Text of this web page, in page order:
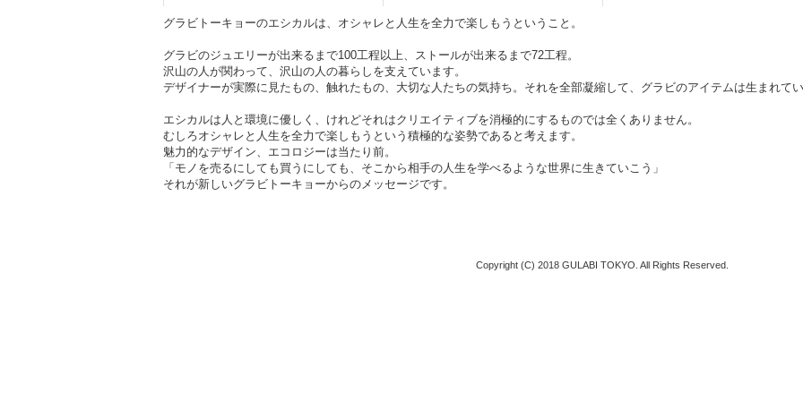
グラビトーキョーのエシカルは、オシャレと人生を全力で楽しもうということ。
グラビのジュエリーが出来るまで100工程以上、ストールが出来るまで72工程。
沢山の人が関わって、沢山の人の暮らしを支えています。
デザイナーが実際に見たもの、触れたもの、大切な人たちの気持ち。それを全部凝縮して、グラビのアイテムは生まれてい
エシカルは人と環境に優しく、けれどそれはクリエイティブを消極的にするものでは全くありません。
むしろオシャレと人生を全力で楽しもうという積極的な姿勢であると考えます。
魅力的なデザイン、エコロジーは当たり前。
「モノを売るにしても買うにしても、そこから相手の人生を学べるような世界に生きていこう」
それが新しいグラビトーキョーからのメッセージです。
Copyright (C) 2018 GULABI TOKYO. All Rights Reserved.